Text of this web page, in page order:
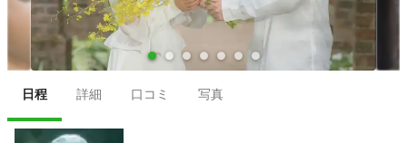
● ● ● ● ● ● ●
日程 詳細 口コミ 写真